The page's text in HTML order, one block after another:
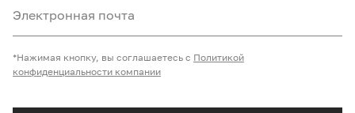
Электронная почта
*Нажимая кнопку, вы соглашаетесь с Политикой
конфиденциальности компании